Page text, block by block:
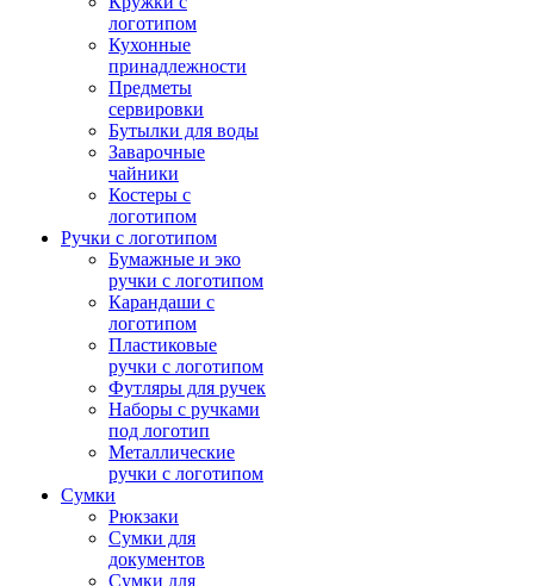
логотипом
Кухонные
принадлежности
Предметы
сервировки
Бутылки для воды
Заварочные
чайники
Костеры с
логотипом
Ручки с логотипом
Бумажные и эко
ручки с логотипом
Карандаши с
логотипом
Пластиковые
ручки с логотипом
Футляры для ручек
Наборы с ручками
под логотип
Металлические
ручки с логотипом
Сумки
Рюкзаки
Сумки для
документов
Сумки для